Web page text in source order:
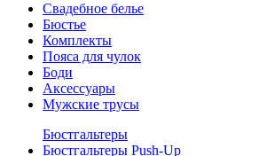
Свадебное белье
Бюстье
Комплекты
Пояса для чулок
Боди
Аксессуары
Мужские трусы
Бюстгальтеры
Бюстгальтеры Push-Up